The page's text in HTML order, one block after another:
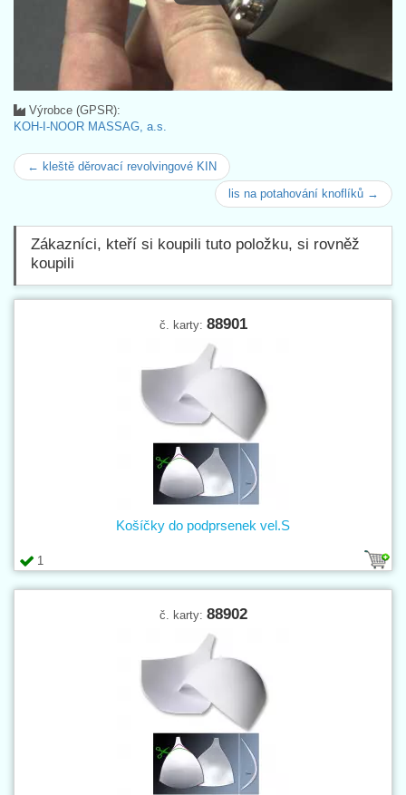
Výrobce (GPSR):
KOH-I-NOOR MASSAG, a.s.
← kleště děrovací revolvingové KIN
lis na potahování knoflíků →
Zákazníci, kteří si koupili tuto položku, si rovněž
koupili
č. karty: 88901
1
Košíčky do podprsenek vel.S
č. karty: 88902